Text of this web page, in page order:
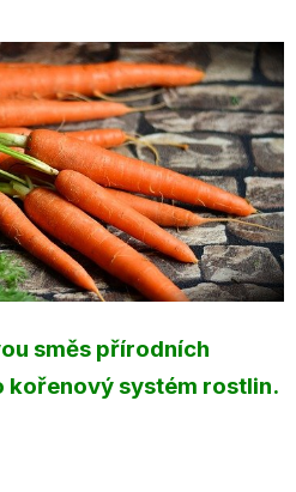
směs přírodních
kořenový systém rostlin.